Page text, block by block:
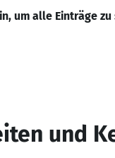
um alle Einträge zu
und